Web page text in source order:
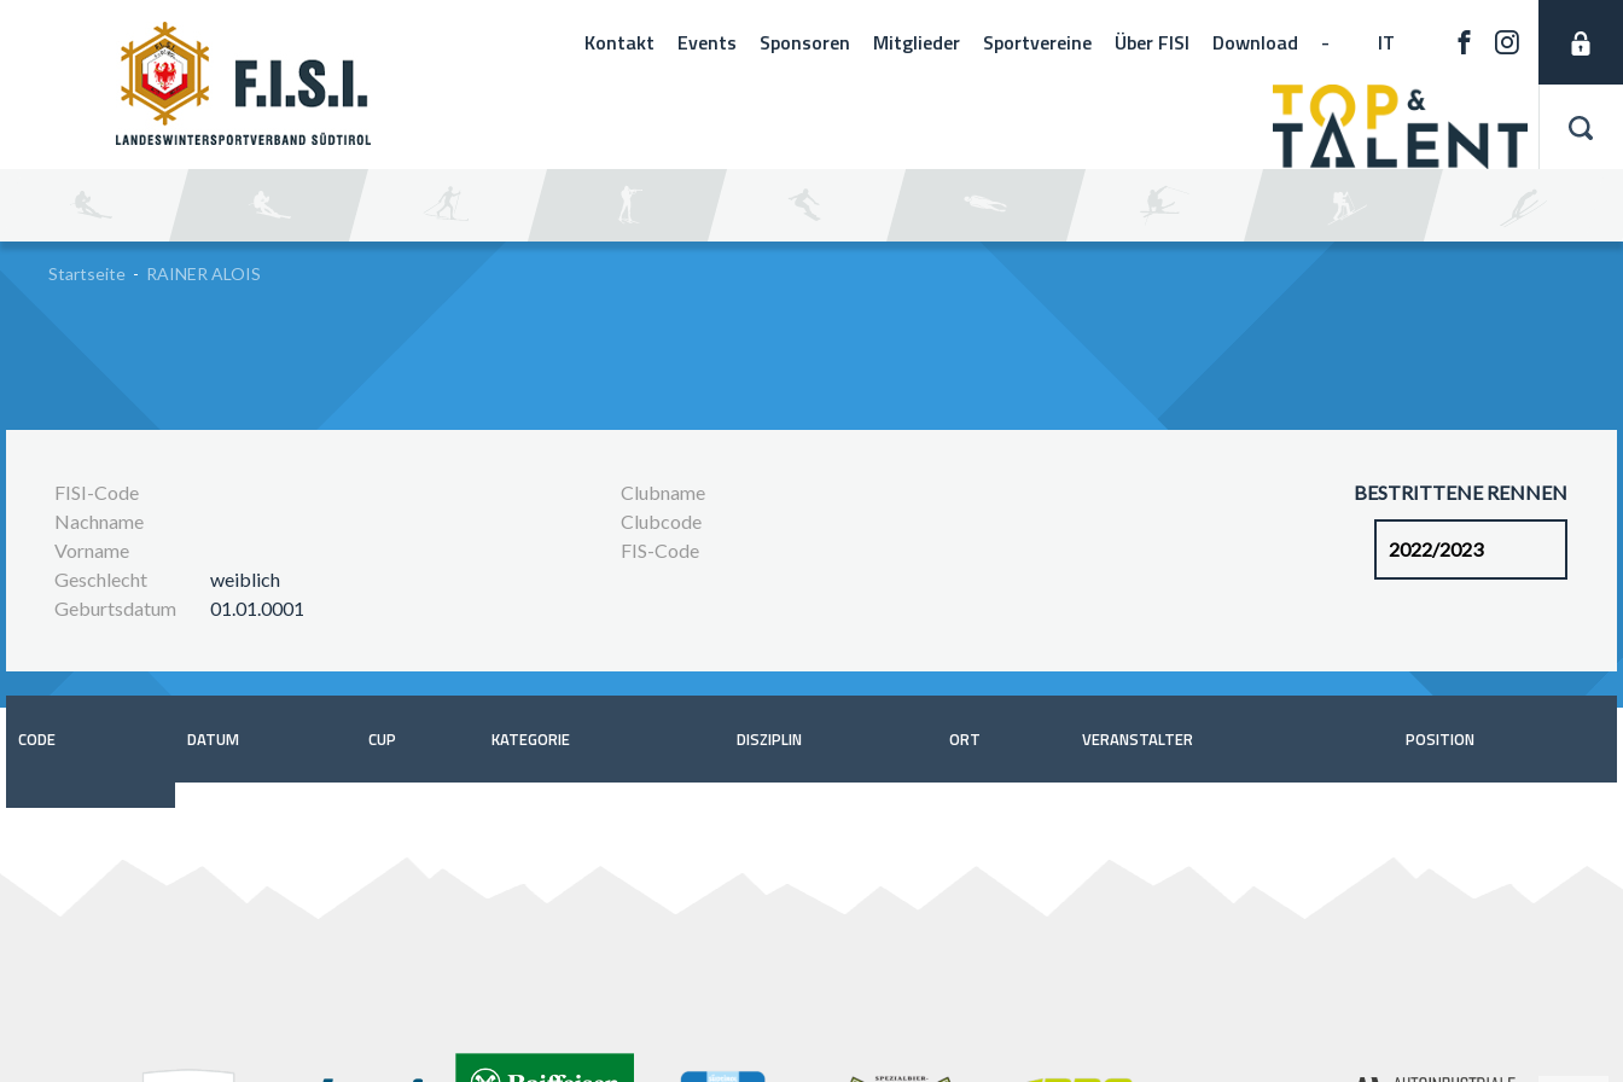
Kontakt Events Sponsoren Mitglieder Sportvereine Über FISI Download - IT
Startseite - RAINER ALOIS
FISI-Code
Nachname
Vorname
Geschlecht
weiblich
Geburtsdatum
01.01.0001
Clubname
Clubcode
FIS-Code
BESTRITTENE RENNEN
CODE DATUM CUP KATEGORIE DISZIPLIN ORT VERANSTALTER POSITION